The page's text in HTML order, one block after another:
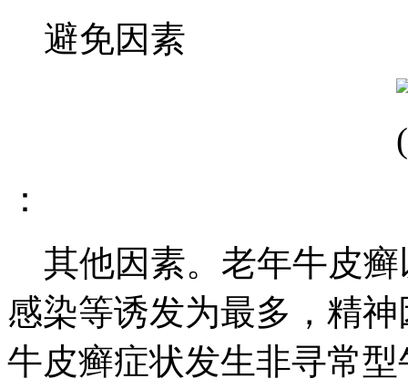
避免因素
：
其他因素。老年牛皮癣
感染等诱发为最多，精
牛皮癣症状发生非寻常